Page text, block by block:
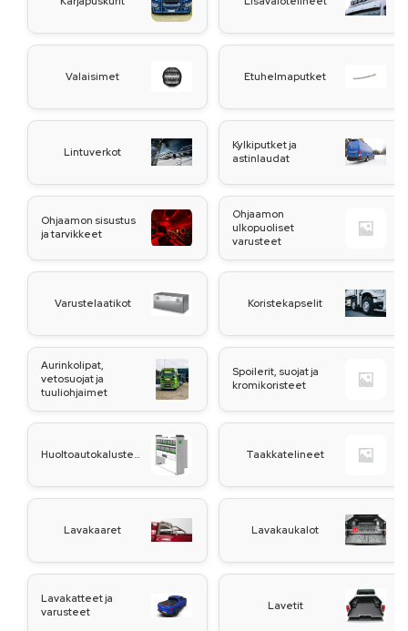
Valaisimet Etuhelmaputket
Lintuverkot
Kylkiputket ja
astinlaudat
Ohjaamon sisustus
ja tarvikkeet
Ohjaamon
ulkopuoliset
varusteet
Varustelaatikot Koristekapselit
Aurinkolipat,
vetosuojat ja
tuuliohjaimet
Spoilerit, suojat ja
kromikoristeet
Taakkatelineet
Lavakaaret Lavakaukalot
Lavakatteet ja
varusteet
Lavetit